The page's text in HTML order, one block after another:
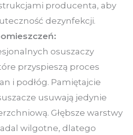
producenta, aby
dezynfekcji.
osuszaczy
przyspieszą proces
i podłóg. Pamiętajcie
usuwają jedynie
Głębsze warstwy
wilgotne, dlatego